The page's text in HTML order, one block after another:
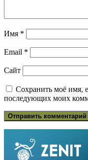
Имя *
Email *
Сайт
Сохранить моё имя,
последующих моих